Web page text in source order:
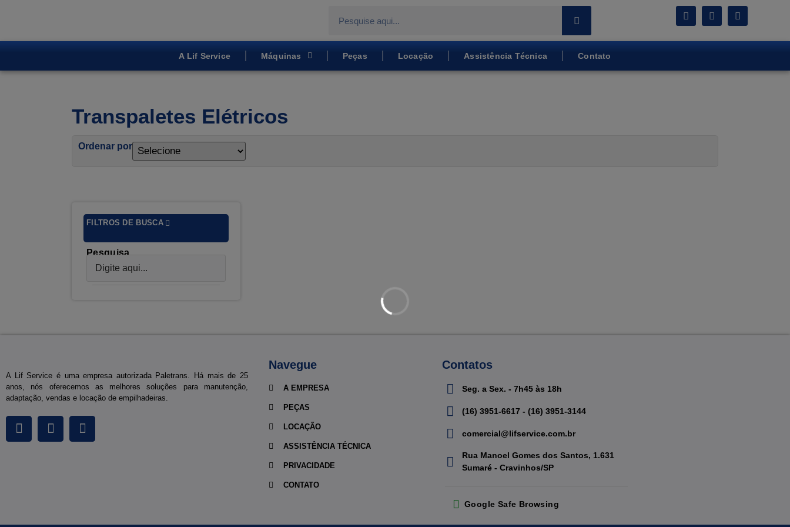
A Lif Service Máquinas Peças Locação Assistência Técnica Contato
Transpaletes Elétricos
Ordenar por
FILTROS DE BUSCA
Pesquisa
A Lif Service é uma empresa autorizada Paletrans. Há mais de 25
anos, nós oferecemos as melhores soluções para manutenção,
adaptação, vendas e locação de empilhadeiras.
Navegue
A EMPRESA
PEÇAS
LOCAÇÃO
ASSISTÊNCIA TÉCNICA
PRIVACIDADE
CONTATO
Contatos
Seg. a Sex. - 7h45 às 18h
(16) 3951-6617 - (16) 3951-3144
comercial@lifservice.com.br
Rua Manoel Gomes dos Santos, 1.631
Sumaré - Cravinhos/SP
Google Safe Browsing